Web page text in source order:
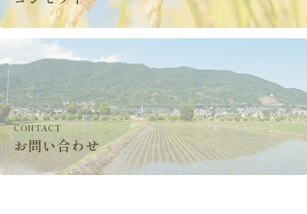
CONTACT
お問い合わせ